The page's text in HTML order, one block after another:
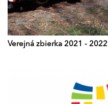
Verejná zbierka 2021 - 2022